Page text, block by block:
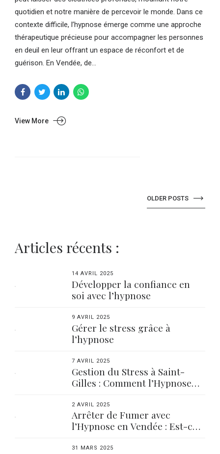
quotidien et notre manière de percevoir le monde. Dans ce
contexte difficile, l’hypnose émerge comme une approche
thérapeutique précieuse pour accompagner les personnes
en deuil en leur offrant un espace de réconfort et de
guérison. En Vendée, de...
View More
OLDER POSTS
Articles récents :
14 AVRIL 2025
Développer la confiance en
soi avec l’hypnose
9 AVRIL 2025
Gérer le stress grâce à
l’hypnose
7 AVRIL 2025
Gestion du Stress à Saint-
Gilles : Comment l’Hypnose
2 AVRIL 2025
Arrêter de Fumer avec
l’Hypnose en Vendée : Est-ce
31 MARS 2025